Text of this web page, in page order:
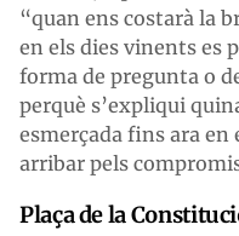
“quan ens costarà la
en els dies vinents es
forma de pregunta o
perquè s’expliqui
esmerçada fins ara
arribar pels
Plaça de la